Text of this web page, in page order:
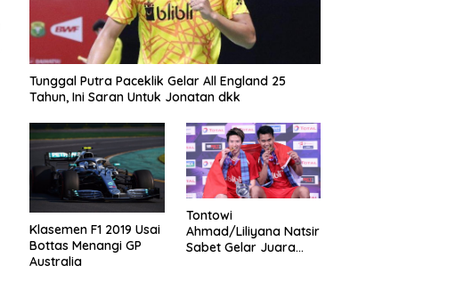
Tunggal Putra Paceklik Gelar All England 25
Tahun, Ini Saran Untuk Jonatan dkk
Klasemen F1 2019 Usai
Bottas Menangi GP
Australia
Tontowi
Ahmad/Liliyana Natsir
Sabet Gelar Juara